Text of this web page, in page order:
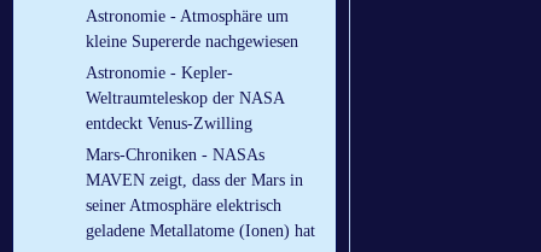
Astronomie - Atmosphäre um
kleine Supererde nachgewiesen
Astronomie - Kepler-
Weltraumteleskop der NASA
entdeckt Venus-Zwilling
Mars-Chroniken - NASAs
MAVEN zeigt, dass der Mars in
seiner Atmosphäre elektrisch
geladene Metallatome (Ionen) hat